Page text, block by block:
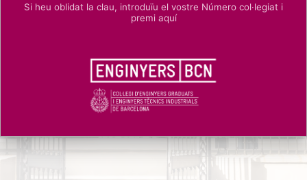
Si heu oblidat la clau, introduïu el vostre Número col·legiat i
premi aquí